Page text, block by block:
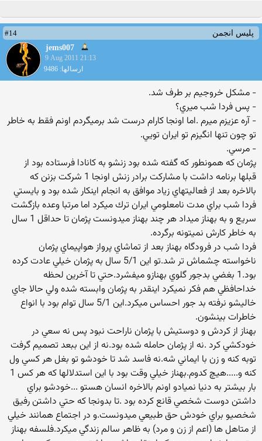
پلیس انجمن
#14
jems007
9 Aug 2011 21:13
ارسالها: 9486
- مشكل خروجيم بر طرف شد.
- پس فردا شب ميري؟
- آره عزيزم ميرم .اما اونجا كارام درست شد برميگردم اونم فقط به خاطر
تو چون تنها انگيزم تو ايران تويي.
- مرسي.
پژمان كه همونطور كه گفته شده بود زنشو به كانادا فرستاده بود از
قبلها برنامه داشت با مشاركت برادر زنش اونجا 1 شركت بزنن كه
بالاخره بعد از فعاليتهاي زياد موافق به انجام اينكار شده بود و بايستي
فردا شب براي مدت نامعلومي ايران ترك ميكرد اما مرتبا وعده بازگشت
سريع و به بهناز ميداد هر چند بهناز ميدونست پژمان تا حداقل 1 سال
به خاطر كارش نميتونه برگرده.
فردا شب در فرودگاه بهناز بعد از تماشاي پرواز هواپيماي پژمان
ناخواسته چشماش تر شد.تو اين 5/1 سال به پژمان خيلي عادت كرده
بود.1 بغضي بدجور گلوي بهنازو ميفشرد.حتي تا آخرين لحظه
خداحافظي هم فكر نميكرد اينقدر به پژمان وابسته شده ولي حالا جاي
خاليشو نرفته بد جور احساس ميكرد.اين 5/1 سال توام بود با انواع
خاطرات بينشون.
بهناز از كردش و دوستيش با پژمان ناراحت نبود پس نه سعي در
خودكشي كرد .نه از پژمان حامله شده بود.نه از اين ببعد تصميم گرفت
توبه كنه و زن با ايماني شه.نه فاسد شد تا خودشو تو بغل هر كسي ول
كنه و.....هيچ كدوم.بهناز خيلي وقت بود با اين استدلالها كه هر كس 1
بار بيشتر به دنيا نميادو اونم بالاخره انسان هستو ...خودشو براي
داشتن دوست شخصي قانع كرده بود .تا بدونجا كه حتي داشتن رفيق
شخصيو براي خودش حق طبيعي ميدونست.و در اجتماع همانند خيلي
از متاهل ها (اعم از زن و مرد) به ظاهر سالم زندگي ميكرد.فلسفه بهناز